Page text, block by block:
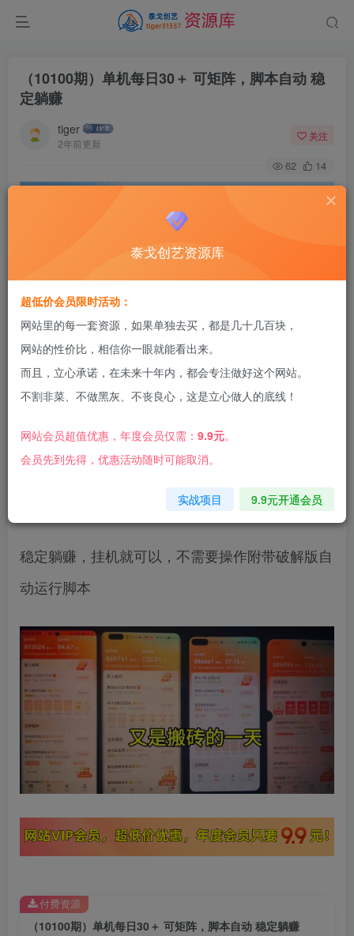
（10100期）单机每日30＋ 可矩阵，脚本自动 稳
定躺赚
tiger
2年前更新
关注
62 14
单机每日30＋ 可矩阵，脚本自动
稳定躺赚，挂机就可以，不需要操作附带破解版自
动运行脚本
（10100期）单机每日30＋ 可矩阵，脚本自动 稳定躺赚
付费资源
泰戈创艺资源库
超低价会员限时活动：
网站里的每一套资源，如果单独去买，都是几十几百块，
网站的性价比，相信你一眼就能看出来。
而且，立心承诺，在未来十年内，都会专注做好这个网站。
不割非菜、不做黑灰、不丧良心，这是立心做人的底线！
网站会员超值优惠，年度会员仅需： 9.9元。
会员先到先得，优惠活动随时可能取消。
实战项目 9.9元开通会员